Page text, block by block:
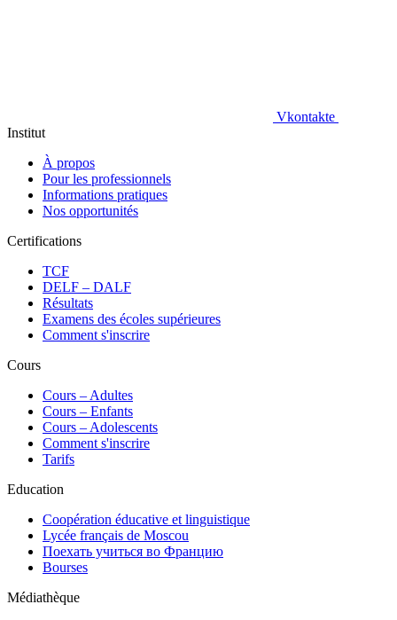
Vkontakte
Institut
À propos
Pour les professionnels
Informations pratiques
Nos opportunités
Certifications
TCF
DELF – DALF
Résultats
Examens des écoles supérieures
Comment s'inscrire
Cours
Сours – Adultes
Cours – Enfants
Cours – Adolescents
Comment s'inscrire
Tarifs
Education
Coopération éducative et linguistique
Lycée français de Moscou
Поехать учиться во Францию
Bourses
Médiathèque